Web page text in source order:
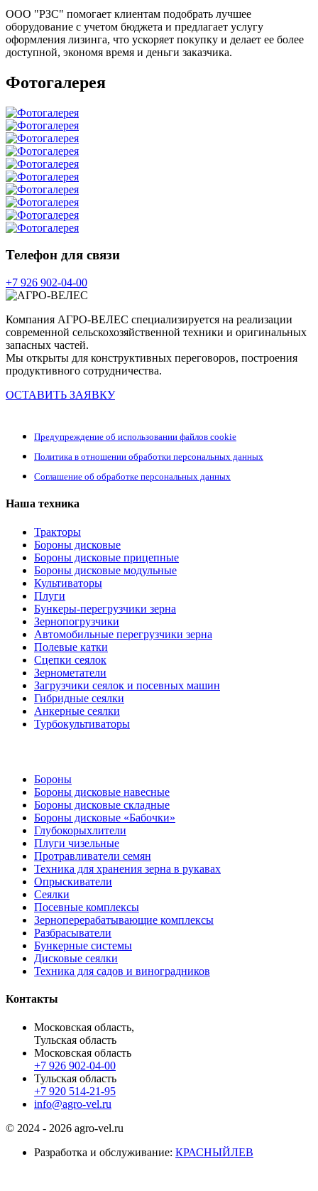
ООО "РЗС" помогает клиентам подобрать лучшее
оборудование с учетом бюджета и предлагает услугу
оформления лизинга, что ускоряет покупку и делает ее более
доступной, экономя время и деньги заказчика.
Фотогалерея
Телефон для связи
+7 926 902-04-00
Компания АГРО-ВЕЛЕС специализируется на реализации
современной сельскохозяйственной техники и оригинальных
запасных частей.
Мы открыты для конструктивных переговоров, построения
продуктивного сотрудничества.
ОСТАВИТЬ ЗАЯВКУ
Предупреждение об использовании файлов cookie
Политика в отношении обработки персональных данных
Соглашение об обработке персональных данных
Наша техника
Тракторы
Бороны дисковые
Бороны дисковые прицепные
Бороны дисковые модульные
Культиваторы
Плуги
Бункеры-перегрузчики зерна
Зернопогрузчики
Автомобильные перегрузчики зерна
Полевые катки
Сцепки сеялок
Зернометатели
Загрузчики сеялок и посевных машин
Гибридные сеялки
Анкерные сеялки
Турбокультиваторы
Бороны
Бороны дисковые навесные
Бороны дисковые складные
Бороны дисковые «Бабочки»
Глубокорыхлители
Плуги чизельные
Протравливатели семян
Техника для хранения зерна в рукавах
Опрыскиватели
Сеялки
Посевные комплексы
Зерноперерабатывающие комплексы
Разбрасыватели
Бункерные системы
Дисковые сеялки
Техника для садов и виноградников
Контакты
Московская область,
Тульская область
Московская область
+7 926 902-04-00
Тульская область
+7 920 514-21-95
info@agro-vel.ru
© 2024 - 2026 agro-vel.ru
Разработка и обслуживание: КРАСНЫЙЛЕВ